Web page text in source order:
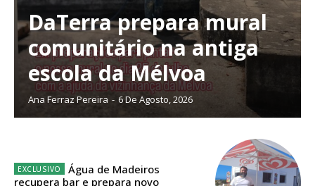
Planos de Assinatura
Faça-se assinante do Região de Cister e ajude-nos a manter este serviço
DaTerra prepara mural
comunitário na antiga
escola da Mélvoa
Ana Ferraz Pereira - 6 De Agosto, 2026
Água de Madeiros
recupera bar e prepara novo